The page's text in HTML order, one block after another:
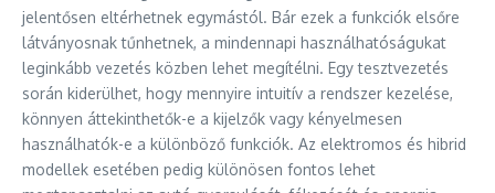
jelentősen eltérhetnek egymástól. Bár ezek a funkciók elsőre
látványosnak tűnhetnek, a mindennapi használhatóságukat
leginkább vezetés közben lehet megítélni. Egy tesztvezetés
során kiderülhet, hogy mennyire intuitív a rendszer kezelése,
könnyen áttekinthetők-e a kijelzők vagy kényelmesen
használhatók-e a különböző funkciók. Az elektromos és hibrid
modellek esetében pedig különösen fontos lehet